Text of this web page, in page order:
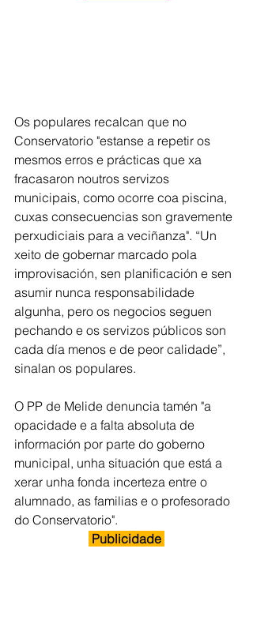
Os populares recalcan que no
Conservatorio "estanse a repetir os
mesmos erros e prácticas que xa
fracasaron noutros servizos
municipais, como ocorre coa piscina,
cuxas consecuencias son gravemente
perxudiciais para a veciñanza". “Un
xeito de gobernar marcado pola
improvisación, sen planificación e sen
asumir nunca responsabilidade
algunha, pero os negocios seguen
pechando e os servizos públicos son
cada día menos e de peor calidade”,
sinalan os populares.
O PP de Melide denuncia tamén "a
opacidade e a falta absoluta de
información por parte do goberno
municipal, unha situación que está a
xerar unha fonda incerteza entre o
alumnado, as familias e o profesorado
do Conservatorio".
Publicidade